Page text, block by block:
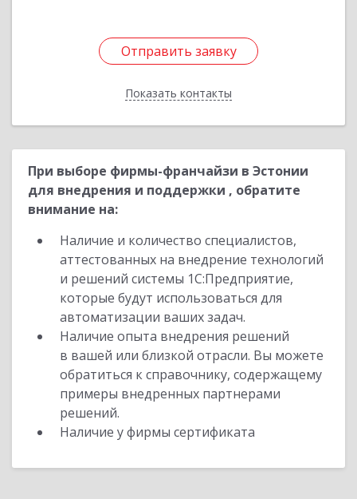
Отправить заявку
Показать контакты
Отправить заявку
Назад
При выборе фирмы-франчайзи в Эстонии
для внедрения и поддержки , обратите
внимание на:
Наличие и количество специалистов,
аттестованных на внедрение технологий
и решений системы 1С:Предприятие,
которые будут использоваться для
автоматизации ваших задач.
Наличие опыта внедрения решений
в вашей или близкой отрасли. Вы можете
обратиться к справочнику, содержащему
примеры внедренных партнерами
решений.
Наличие у фирмы сертификата